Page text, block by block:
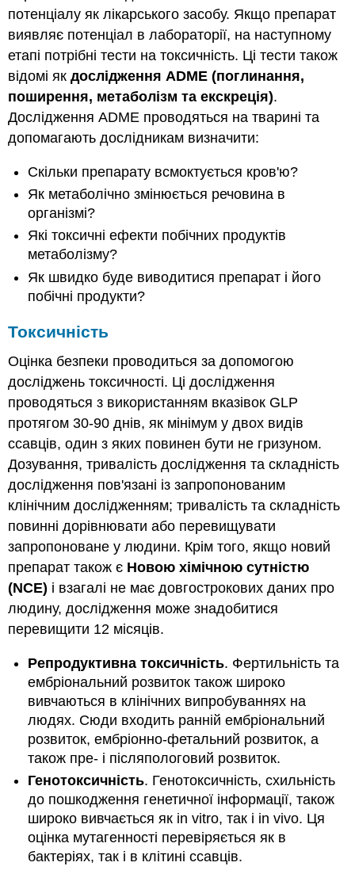
потенціалу як лікарського засобу. Якщо препарат
виявляє потенціал в лабораторії, на наступному
етапі потрібні тести на токсичність. Ці тести також
відомі якдослідження ADME (поглинання,
поширення, метаболізм та екскреція).
Дослідження ADME проводяться на тварині та
допомагають дослідникам визначити:
Скільки препарату всмоктується кров'ю?
Як метаболічно змінюється речовина в
організмі?
Які токсичні ефекти побічних продуктів
метаболізму?
Як швидко буде виводитися препарат і його
побічні продукти?
Токсичність
Оцінка безпеки проводиться за допомогою
досліджень токсичності. Ці дослідження
проводяться з використанням вказівок GLP
протягом 30-90 днів, як мінімум у двох видів
ссавців, один з яких повинен бути не гризуном.
Дозування, тривалість дослідження та складність
дослідження пов'язані із запропонованим
клінічним дослідженням; тривалість та складність
повинні дорівнювати або перевищувати
запропоноване у людини. Крім того, якщо новий
препарат також є Новою хімічною сутністю
(NCE) і взагалі не має довгострокових даних про
людину, дослідження може знадобитися
перевищити 12 місяців.
Репродуктивна токсичність. Фертильність та
ембріональний розвиток також широко
вивчаються в клінічних випробуваннях на
людях. Сюди входить ранній ембріональний
розвиток, ембріонно-фетальний розвиток, а
також пре- і післяпологовий розвиток.
Генотоксичність. Генотоксичність, схильність
до пошкодження генетичної інформації, також
широко вивчається як in vitro, так і in vivo. Ця
оцінка мутагенності перевіряється як в
бактеріях, так і в клітині ссавців.